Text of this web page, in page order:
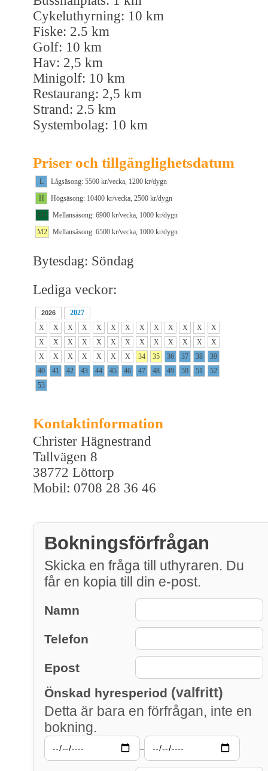
Cykeluthyrning: 10 km
Fiske: 2.5 km
Golf: 10 km
Hav: 2,5 km
Minigolf: 10 km
Restaurang: 2,5 km
Strand: 2.5 km
Systembolag: 10 km
Priser och tillgänglighetsdatum
L
Lågsäsong: 5500 kr/vecka, 1200 kr/dygn
H
Högsäsong: 10400 kr/vecka, 2500 kr/dygn
M1
Mellansäsong: 6900 kr/vecka, 1000 kr/dygn
M2
Mellansäsong: 6500 kr/vecka, 1000 kr/dygn
Bytesdag: Söndag
Lediga veckor:
2026
2027
X
X X X X X X X X X X X
X
X
X X X X X X X X X X X
X
X
X X X X X X 34 35 36 37 38
39
40
41 42 43 44 45 46 47 48 49 50 51
52
53
Kontaktinformation
Christer Hägnestrand
Tallvägen 8
38772 Löttorp
Mobil: 0708 28 36 46
Bokningsförfrågan
Skicka en fråga till uthyraren. Du
får en kopia till din e-post.
Namn
Telefon
Epost
Önskad hyresperiod (valfritt)
Detta är bara en förfrågan, inte en
bokning.
–